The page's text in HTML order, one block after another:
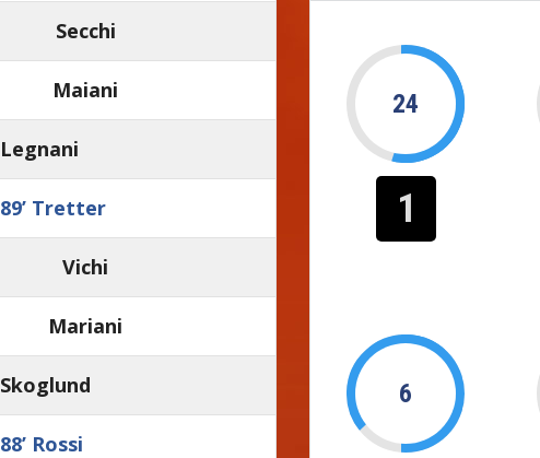
Secchi
Maiani
Legnani
89’ Tretter
Vichi
Mariani
Skoglund
88’ Rossi
24
1
6